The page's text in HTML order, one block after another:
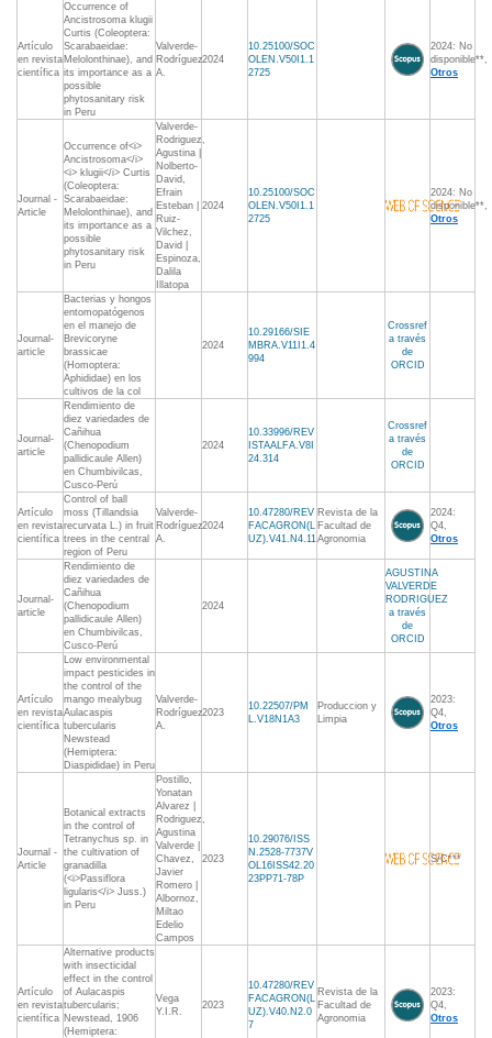
Artículo
en revista
científica
Occurrence of
Ancistrosoma klugii
Curtis (Coleoptera:
Scarabaeidae:
Melolonthinae), and
its importance as a
possible
phytosanitary risk
in Peru
Valverde-
Rodríguez
A.
2024
10.25100/SOC
OLEN.V50I1.1
2725
2024: No
disponible**,
Otros
Journal -
Article
Occurrence of<i>
Ancistrosoma</i>
<i> klugii</i> Curtis
(Coleoptera:
Scarabaeidae:
Melolonthinae), and
its importance as a
possible
phytosanitary risk
in Peru
Valverde-
Rodriguez,
Agustina |
Nolberto-
David,
Efrain
Esteban |
Ruiz-
Vilchez,
David |
Espinoza,
Dalila
Illatopa
2024
10.25100/SOC
OLEN.V50I1.1
2725
2024: No
disponible**,
Otros
Journal-
article
Bacterias y hongos
entomopatógenos
en el manejo de
Brevicoryne
brassicae
(Homoptera:
Aphididae) en los
cultivos de la col
2024
10.29166/SIE
MBRA.V11I1.4
994
Crossref
a través
de
ORCID
Journal-
article
Rendimiento de
diez variedades de
Cañihua
(Chenopodium
pallidicaule Allen)
en Chumbivilcas,
Cusco-Perú
2024
10.33996/REV
ISTAALFA.V8I
24.314
Crossref
a través
de
ORCID
Artículo
en revista
científica
Control of ball
moss (Tillandsia
recurvata L.) in fruit
trees in the central
region of Peru
Valverde-
Rodríguez
A.
2024
10.47280/REV
FACAGRON(L
UZ).V41.N4.11
Revista de la
Facultad de
Agronomia
2024:
Q4,
Otros
Journal-
article
Rendimiento de
diez variedades de
Cañihua
(Chenopodium
pallidicaule Allen)
en Chumbivilcas,
Cusco-Perú
2024
AGUSTINA
VALVERDE
RODRIGUEZ
a través
de
ORCID
Artículo
en revista
científica
Low environmental
impact pesticides in
the control of the
mango mealybug
Aulacaspis
tubercularis
Newstead
(Hemiptera:
Diaspididae) in Peru
Valverde-
Rodríguez
A.
2023
10.22507/PM
L.V18N1A3
Produccion y
Limpia
2023:
Q4,
Otros
Journal -
Article
Botanical extracts
in the control of
Tetranychus sp. in
the cultivation of
granadilla
(<i>Passiflora
ligularis</i> Juss.)
in Peru
Postillo,
Yonatan
Alvarez |
Rodriguez,
Agustina
Valverde |
Chavez,
Javier
Romero |
Albornoz,
Miltao
Edelio
Campos
2023
10.29076/ISS
N.2528-7737V
OL16ISS42.20
23PP71-78P
S/C***
Artículo
en revista
científica
Alternative products
with insecticidal
effect in the control
of Aulacaspis
tubercularis;
Newstead, 1906
(Hemiptera:
Vega
Y.I.R.
2023
10.47280/REV
FACAGRON(L
UZ).V40.N2.0
7
Revista de la
Facultad de
Agronomia
2023:
Q4,
Otros